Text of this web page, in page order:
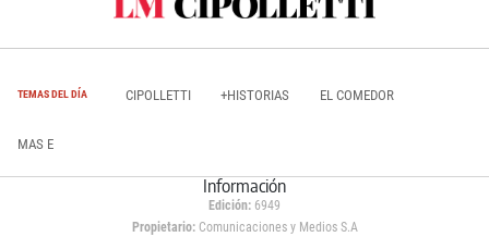
TEMAS DEL DÍA CIPOLLETTI +HISTORIAS EL COMEDOR
MAS E
Información
Edición: 6949
Propietario:Comunicaciones y Medios S.A